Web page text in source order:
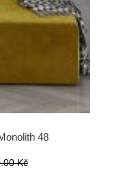
48
Kč